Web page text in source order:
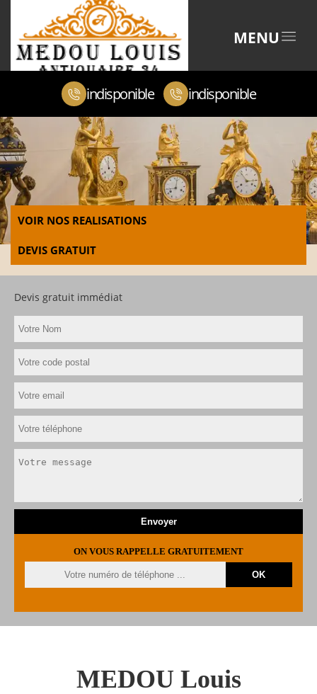
MENU
indisponible indisponible
VOIR NOS REALISATIONS
DEVIS GRATUIT
Devis gratuit immédiat
ON VOUS RAPPELLE GRATUITEMENT
MEDOU Louis